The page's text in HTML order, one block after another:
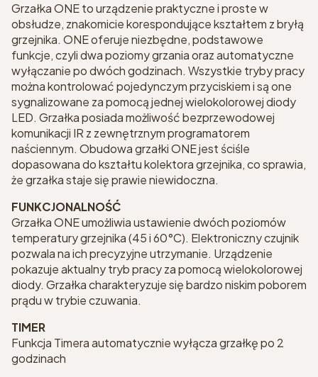
Grzałka ONE to urządzenie praktyczne i proste w
obsłudze, znakomicie korespondujące kształtem z bryłą
grzejnika. ONE oferuje niezbędne, podstawowe
funkcje, czyli dwa poziomy grzania oraz automatyczne
wyłączanie po dwóch godzinach. Wszystkie tryby pracy
można kontrolować pojedynczym przyciskiem i są one
sygnalizowane za pomocą jednej wielokolorowej diody
LED. Grzałka posiada możliwość bezprzewodowej
komunikacji IR z zewnętrznym programatorem
naściennym. Obudowa grzałki ONE jest ściśle
dopasowana do kształtu kolektora grzejnika, co sprawia,
że grzałka staje się prawie niewidoczna.
FUNKCJONALNOŚĆ
Grzałka ONE umożliwia ustawienie dwóch poziomów
temperatury grzejnika (45 i 60°C). Elektroniczny czujnik
pozwala na ich precyzyjne utrzymanie. Urządzenie
pokazuje aktualny tryb pracy za pomocą wielokolorowej
diody. Grzałka charakteryzuje się bardzo niskim poborem
prądu w trybie czuwania.
TIMER
Funkcja Timera automatycznie wyłącza grzałkę po 2
godzinach